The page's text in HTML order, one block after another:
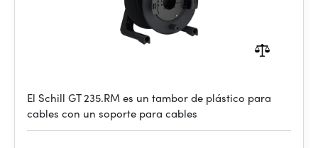
El Schill GT 235.RM es un tambor de plástico para
cables con un soporte para cables